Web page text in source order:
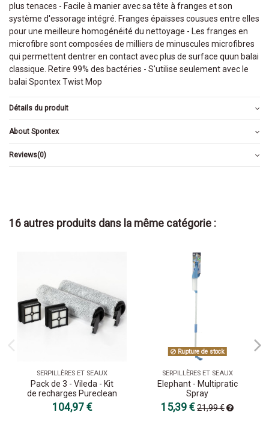
plus tenaces - Facile à manier avec sa tête à franges et son
système d'essorage intégré. Franges épaisses cousues entre elles
pour une meilleure homogénéité du nettoyage - Les franges en
microfibre sont composées de milliers de minuscules microfibres
qui permettent dentrer en contact avec plus de surface quun balai
classique. Retire 99% des bactéries - S'utilise seulement avec le
balai Spontex Twist Mop
Détails du produit
About Spontex
Reviews(0)
16 autres produits dans la même catégorie :
SERPILLÈRES ET SEAUX
Pack de 3 - Vileda - Kit
de recharges Pureclean
104,97 €
Rupture de stock
SERPILLÈRES ET SEAUX
Elephant - Multipratic
Spray
15,39 €21,99 €